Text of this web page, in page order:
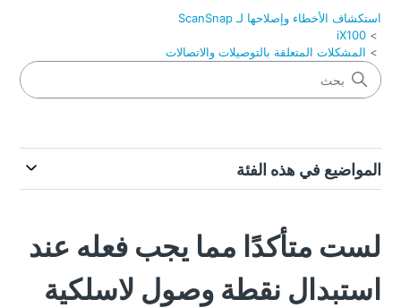
استكشاف الأخطاء وإصلاحها لـ ScanSnap
iX100
المشكلات المتعلقة بالتوصيلات والاتصالات
المواضيع في هذه الفئة
لست متأكدًا مما يجب فعله عند
استبدال نقطة وصول لاسلكية